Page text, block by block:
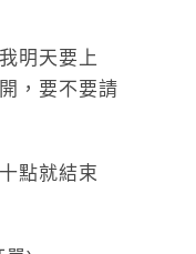
明天要上
，要不要請
點就結束